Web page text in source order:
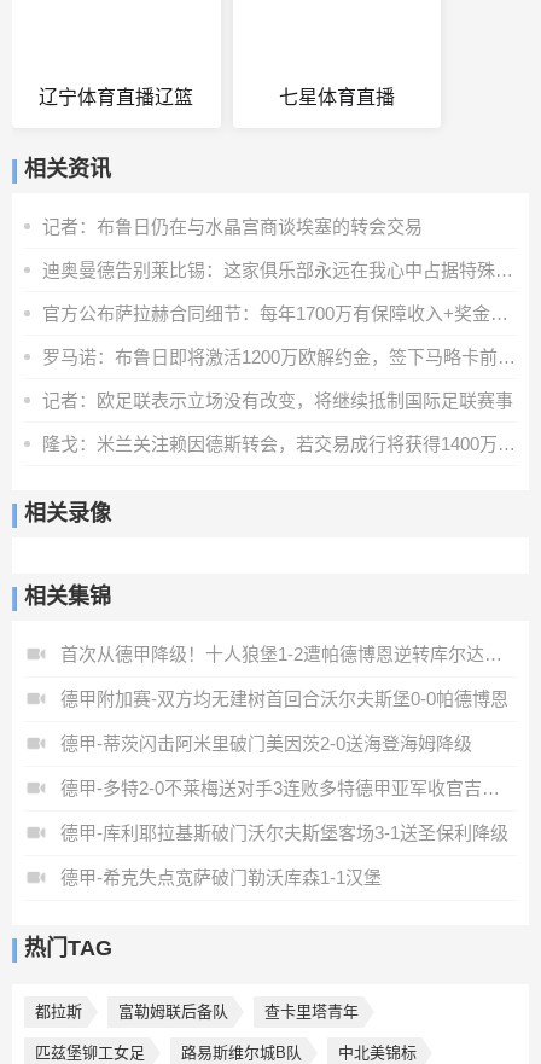
辽宁体育直播辽篮 七星体育直播
相关资讯
记者：布鲁日仍在与水晶宫商谈埃塞的转会交易
迪奥曼德告别莱比锡：这家俱乐部永远在我心中占据特殊位置
官方公布萨拉赫合同细节：每年1700万有保障收入+奖金+20%肖像权
罗马诺：布鲁日即将激活1200万欧解约金，签下马略卡前锋比尔希利
记者：欧足联表示立场没有改变，将继续抵制国际足联赛事
隆戈：米兰关注赖因德斯转会，若交易成行将获得1400万欧奖金
相关录像
相关集锦
首次从德甲降级！十人狼堡1-2遭帕德博恩逆转库尔达加时赛制胜
德甲附加赛-双方均无建树首回合沃尔夫斯堡0-0帕德博恩
德甲-蒂茨闪击阿米里破门美因茨2-0送海登海姆降级
德甲-多特2-0不莱梅送对手3连败多特德甲亚军收官吉拉西破门
德甲-库利耶拉基斯破门沃尔夫斯堡客场3-1送圣保利降级
德甲-希克失点宽萨破门勒沃库森1-1汉堡
热门TAG
都拉斯 富勒姆联后备队 查卡里塔青年
匹兹堡铆工女足 路易斯维尔城B队 中北美锦标